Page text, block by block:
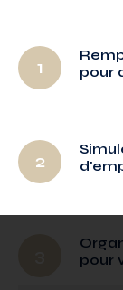
1
pour
2
pour